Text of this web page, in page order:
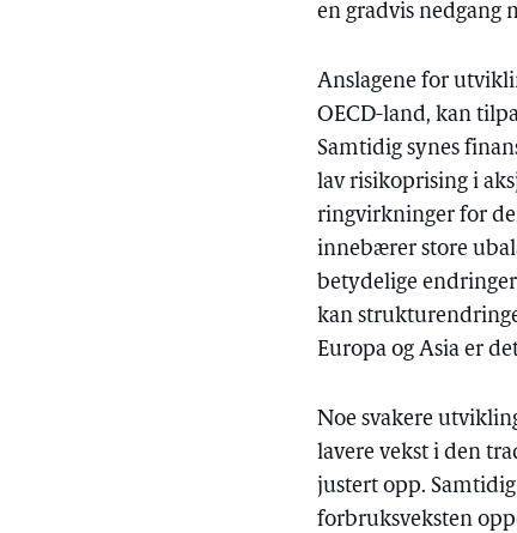
en gradvis nedgang
Anslagene for
OECD-land, kan
Samtidig synes
lav risikoprising i
ringvirkninger for
innebærer store
betydelige
kan
Europa og Asia er
Noe svakere
lavere vekst i den
justert opp.
forbruksveksten